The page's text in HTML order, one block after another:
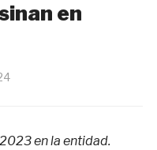
en
en la entidad.